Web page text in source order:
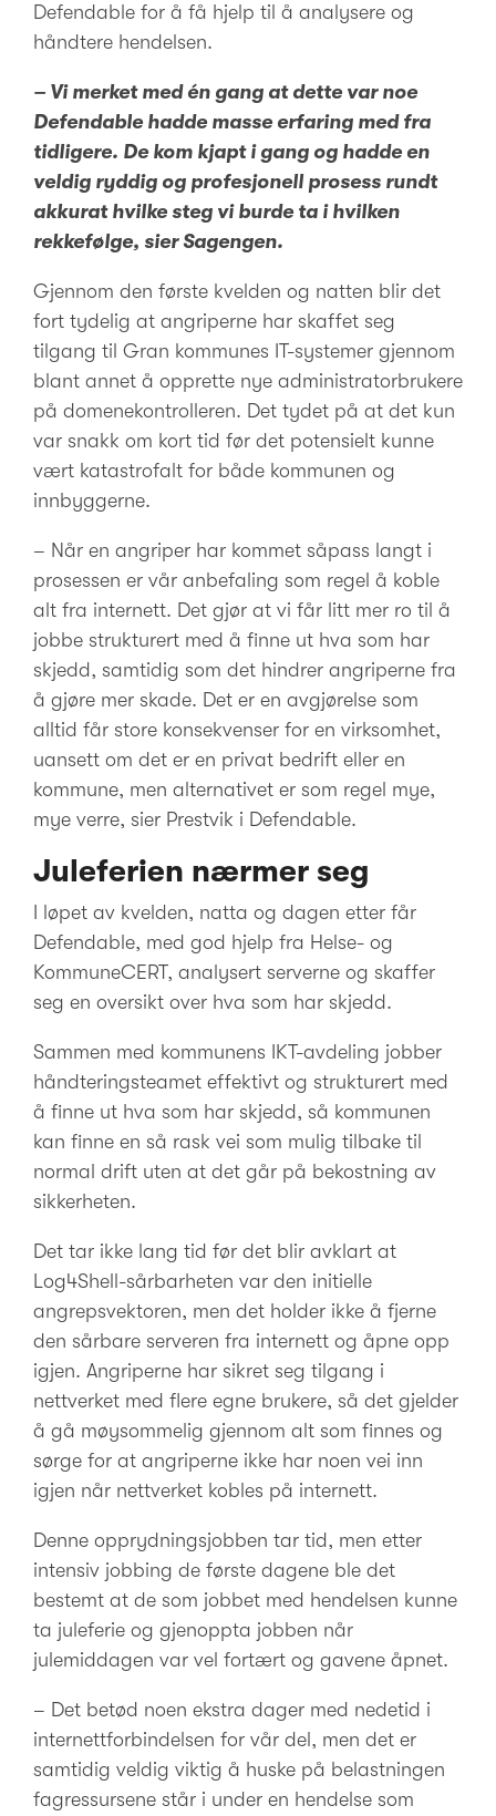
Defendable for å få hjelp til å analysere og
håndtere hendelsen.
– Vi merket med én gang at dette var noe
Defendable hadde masse erfaring med fra
tidligere. De kom kjapt i gang og hadde en
veldig ryddig og profesjonell prosess rundt
akkurat hvilke steg vi burde ta i hvilken
rekkefølge, sier Sagengen.
Gjennom den første kvelden og natten blir det
fort tydelig at angriperne har skaffet seg
tilgang til Gran kommunes IT-systemer gjennom
blant annet å opprette nye administratorbrukere
på domenekontrolleren. Det tydet på at det kun
var snakk om kort tid før det potensielt kunne
vært katastrofalt for både kommunen og
innbyggerne.
– Når en angriper har kommet såpass langt i
prosessen er vår anbefaling som regel å koble
alt fra internett. Det gjør at vi får litt mer ro til å
jobbe strukturert med å finne ut hva som har
skjedd, samtidig som det hindrer angriperne fra
å gjøre mer skade. Det er en avgjørelse som
alltid får store konsekvenser for en virksomhet,
uansett om det er en privat bedrift eller en
kommune, men alternativet er som regel mye,
mye verre, sier Prestvik i Defendable.
Juleferien nærmer seg
I løpet av kvelden, natta og dagen etter får
Defendable, med god hjelp fra Helse- og
KommuneCERT, analysert serverne og skaffer
seg en oversikt over hva som har skjedd.
Sammen med kommunens IKT-avdeling jobber
håndteringsteamet effektivt og strukturert med
å finne ut hva som har skjedd, så kommunen
kan finne en så rask vei som mulig tilbake til
normal drift uten at det går på bekostning av
sikkerheten.
Det tar ikke lang tid før det blir avklart at
Log4Shell-sårbarheten var den initielle
angrepsvektoren, men det holder ikke å fjerne
den sårbare serveren fra internett og åpne opp
igjen. Angriperne har sikret seg tilgang i
nettverket med flere egne brukere, så det gjelder
å gå møysommelig gjennom alt som finnes og
sørge for at angriperne ikke har noen vei inn
igjen når nettverket kobles på internett.
Denne opprydningsjobben tar tid, men etter
intensiv jobbing de første dagene ble det
bestemt at de som jobbet med hendelsen kunne
ta juleferie og gjenoppta jobben når
julemiddagen var vel fortært og gavene åpnet.
– Det betød noen ekstra dager med nedetid i
internettforbindelsen for vår del, men det er
samtidig veldig viktig å huske på belastningen
fagressursene står i under en hendelse som